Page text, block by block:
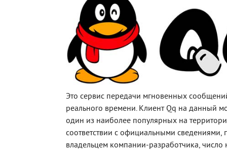
Это сервис передачи мгновенных
реального времени. Клиент Qq на данный
один из наиболее популярных на
соответствии с официальными сведениями,
владельцем компании-разработчика,